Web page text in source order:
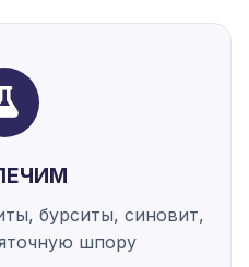
бурситы, синовит,
шпору